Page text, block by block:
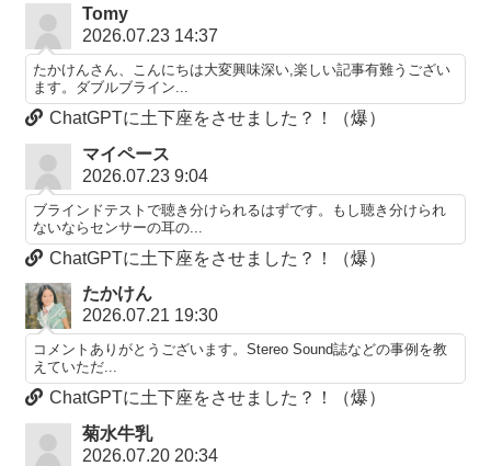
Tomy
2026.07.23 14:37
たかけんさん、こんにちは大変興味深い,楽しい記事有難うござい
ます。ダブルブライン...
ChatGPTに土下座をさせました？！（爆）
マイペース
2026.07.23 9:04
ブラインドテストで聴き分けられるはずです。もし聴き分けられ
ないならセンサーの耳の...
ChatGPTに土下座をさせました？！（爆）
たかけん
2026.07.21 19:30
コメントありがとうございます。Stereo Sound誌などの事例を教
えていただ...
ChatGPTに土下座をさせました？！（爆）
菊水牛乳
2026.07.20 20:34